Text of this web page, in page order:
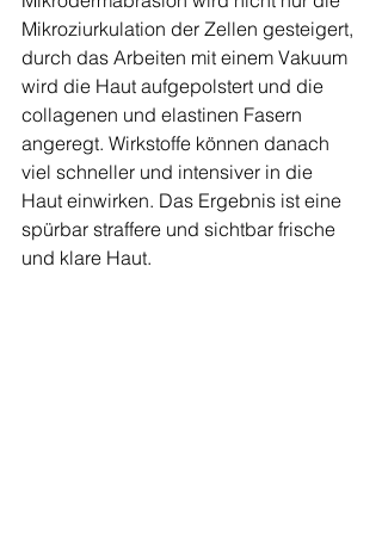
Mikroziurkulation der Zellen gesteigert,
durch das Arbeiten mit einem Vakuum
wird die Haut aufgepolstert und die
collagenen und elastinen Fasern
angeregt. Wirkstoffe können danach
viel schneller und intensiver in die
Haut einwirken. Das Ergebnis ist eine
spürbar straffere und sichtbar frische
und klare Haut.